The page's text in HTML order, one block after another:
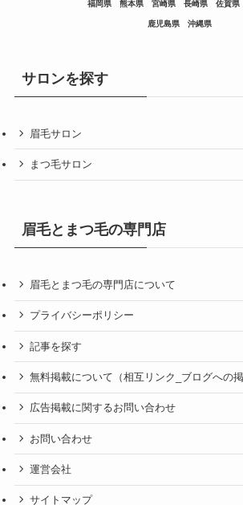
福岡県 熊本県 宮崎県 長崎県 佐賀県
鹿児島県 沖縄県
サロンを探す
眉毛サロン
まつ毛サロン
眉毛とまつ毛の専門店
眉毛とまつ毛の専門店について
プライバシーポリシー
記事を探す
無料掲載について（相互リンク_ブログへの掲
広告掲載に関するお問い合わせ
お問い合わせ
運営会社
サイトマップ